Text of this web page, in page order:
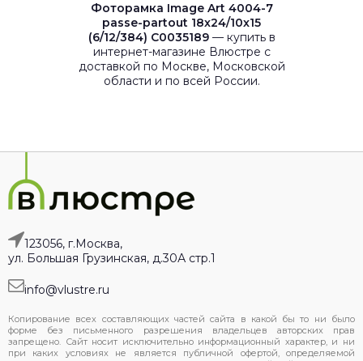
Фоторамка Image Art 4004-7
passe-partout 18x24/10x15
(6/12/384) C0035189— купить в
интернет-магазине Влюстре с
доставкой по Москве, Московской
области и по всей России.
123056, г.Москва,
ул. Большая Грузинская, д.30А стр.1
info@vlustre.ru
Копирование всех составляющих частей сайта в какой бы то ни было
форме без письменного разрешения владельцев авторских прав
запрещено. Сайт носит исключительно информационный характер, и ни
при каких условиях не является публичной офертой, определяемой